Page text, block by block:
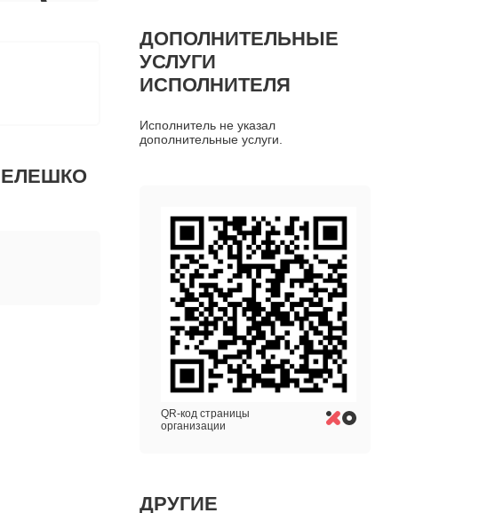
ДОПОЛНИТЕЛЬНЫЕ
УСЛУГИ
ИСПОЛНИТЕЛЯ
Исполнитель не указал
дополнительные услуги.
QR-код страницы
организации
ДРУГИЕ